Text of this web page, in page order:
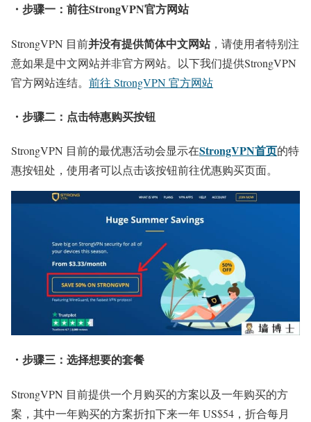
・步骤一：前往StrongVPN官方网站
StrongVPN 目前并没有提供简体中文网站，请使用者特别注
意如果是中文网站并非官方网站。以下我们提供StrongVPN
官方网站连结。 前往 StrongVPN 官方网站
・步骤二：点击特惠购买按钮
StrongVPN 目前的最优惠活动会显示在StrongVPN首页的特
惠按钮处，使用者可以点击该按钮前往优惠购买页面。
・步骤三：选择想要的套餐
StrongVPN 目前提供一个月购买的方案以及一年购买的方
案，其中一年购买的方案折扣下来一年 US$54，折合每月